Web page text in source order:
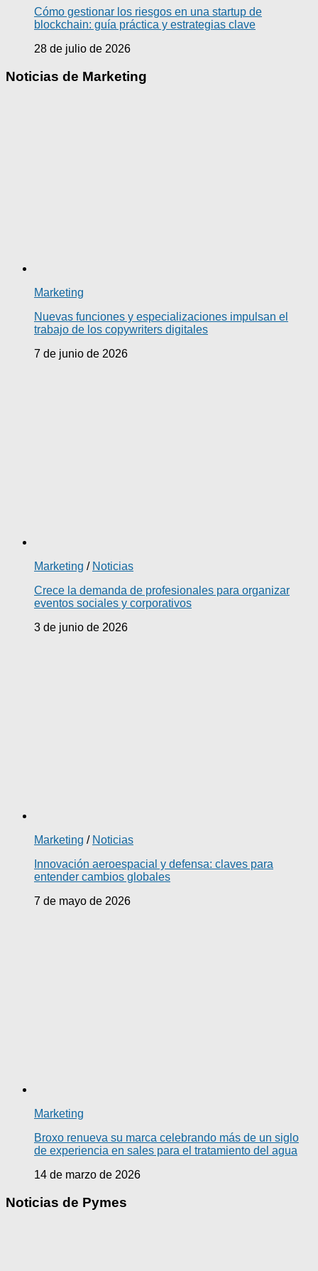
Cómo gestionar los riesgos en una startup de
blockchain: guía práctica y estrategias clave
28 de julio de 2026
Noticias de Marketing
Marketing
Nuevas funciones y especializaciones impulsan el
trabajo de los copywriters digitales
7 de junio de 2026
Marketing / Noticias
Crece la demanda de profesionales para organizar
eventos sociales y corporativos
3 de junio de 2026
Marketing / Noticias
Innovación aeroespacial y defensa: claves para
entender cambios globales
7 de mayo de 2026
Marketing
Broxo renueva su marca celebrando más de un siglo
de experiencia en sales para el tratamiento del agua
14 de marzo de 2026
Noticias de Pymes